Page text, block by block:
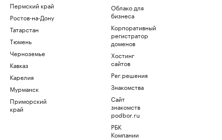
Пермский край
Ростов-на-Дону
Татарстан
Тюмень
Черноземье
Кавказ
Карелия
Мурманск
Приморский
край
Облако для
бизнеса
Корпоративный
регистратор
доменов
Хостинг
сайтов
Рег.решения
Знакомства
Сайт
знакомств
podbor.ru
РБК
Компании